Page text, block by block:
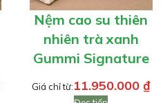
Nệm cao su thiên
nhiên trà xanh
Gummi Signature
Giá chỉ từ:11.950.000 ₫